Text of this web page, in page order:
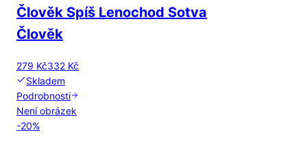
Člověk Spíš Lenochod Sotva
Člověk
279 Kč332 Kč
Skladem
Podrobnosti
Není obrázek
-20%